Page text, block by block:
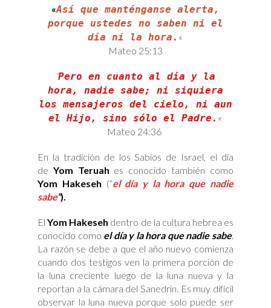
«Así que manténganse alerta,
porque ustedes no saben ni el
día ni la hora. «
Mateo 25:13
“Pero en cuanto al día y la
hora, nadie sabe; ni siquiera
los mensajeros del cielo, ni aun
el Hijo, sino sólo el Padre. «
Mateo 24:36
En la tradición de los Sabios de Israel, el día
deYom Teruah es conocido también como
Yom Hakeseh (“el día y la hora que nadie
sabe”).
ElYom Hakeseh dentro de la cultura hebrea es
conocido como el día y la hora que nadie sabe.
La razón se debe a que el año nuevo comienza
cuando dos testigos ven la primera porción de
la luna creciente luego de la luna nueva y la
reportan a la cámara del Sanedrín. Es muy difícil
observar la luna nueva porque solo puede ser